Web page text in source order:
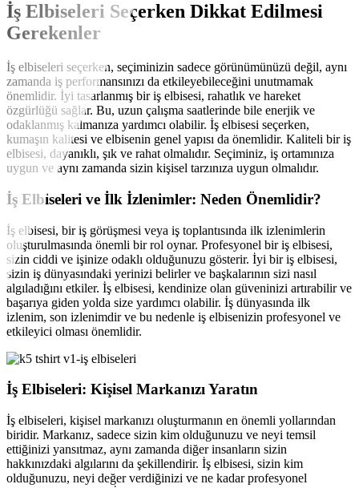
İş Elbiseleri Seçerken Dikkat Edilmesi
Gerekenler
İş elbiseleri seçerken, seçiminizin sadece görünümünüzü değil, aynı
zamanda iş performansınızı da etkileyebileceğini unutmamak
önemlidir. İyi tasarlanmış bir iş elbisesi, rahatlık ve hareket
özgürlüğü sağlar. Bu, uzun çalışma saatlerinde bile enerjik ve
odaklanmış kalmanıza yardımcı olabilir. İş elbisesi seçerken,
kumaşın kalitesi ve elbisenin genel yapısı da önemlidir. Kaliteli bir iş
elbisesi, dayanıklı, şık ve rahat olmalıdır. Seçiminiz, iş ortamınıza
uygun ve aynı zamanda sizin kişisel tarzınıza uygun olmalıdır.
İş Elbiseleri ve İlk İzlenimler: Neden Önemlidir?
İş elbisesi, bir iş görüşmesi veya iş toplantısında ilk izlenimlerin
oluşturulmasında önemli bir rol oynar. Profesyonel bir iş elbisesi,
sizin ciddi ve işinize odaklı olduğunuzu gösterir. İyi bir iş elbisesi,
sizin iş dünyasındaki yerinizi belirler ve başkalarının sizi nasıl
algıladığını etkiler. İş elbisesi, kendinize olan güveninizi artırabilir ve
başarıya giden yolda size yardımcı olabilir. İş dünyasında ilk
izlenim, son izlenimdir ve bu nedenle iş elbisenizin profesyonel ve
etkileyici olması önemlidir.
İş Elbiseleri: Kişisel Markanızı Yaratın
İş elbiseleri, kişisel markanızı oluşturmanın en önemli yollarından
biridir. Markanız, sadece sizin kim olduğunuzu ve neyi temsil
ettiğinizi yansıtmaz, aynı zamanda diğer insanların sizin
hakkınızdaki algılarını da şekillendirir. İş elbisesi, sizin kim
olduğunuzu, neyi değer verdiğinizi ve ne kadar profesyonel